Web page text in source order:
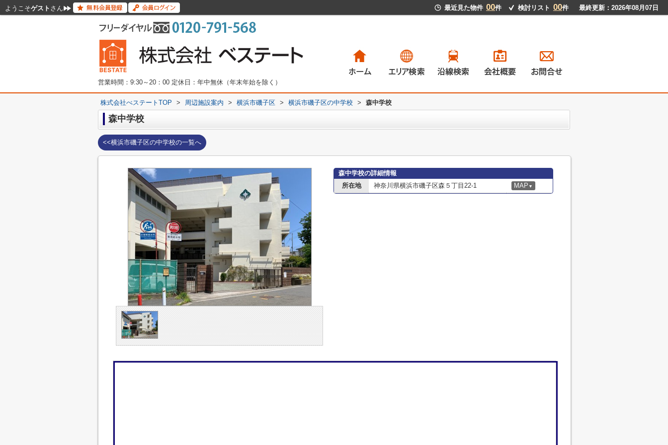
ようこそゲスト さん 最近見た物件 00件 検討リスト 00件 最終更新：2026年08月07日
一戸建て
マンション
土地
賃貸物件
営業時間：9:30～20：00 定休日：年中無休（年末年始を除く）
株式会社べステートTOP > 周辺施設案内 > 横浜市磯子区 > 横浜市磯子区の中学校 > 森中学校
森中学校
<<横浜市磯子区の中学校の一覧へ
森中学校の詳細情報
所在地
神奈川県横浜市磯子区森５丁目22-1 MAP ▼